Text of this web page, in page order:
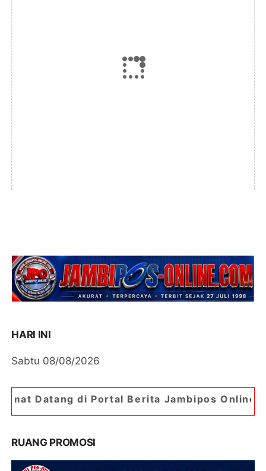
HARI INI
Sabtu 08/08/2026
Portal Berita Jambipos Online. Portal Berita
RUANG PROMOSI